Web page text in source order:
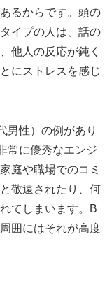
るからです。頭の
イプの人は、話の
他人の反応が鈍く
にストレスを感じ
男性）の例があり
常に優秀なエンジ
庭や職場でのコミ
敬遠されたり、何
てしまいます。B
囲にはそれが高度